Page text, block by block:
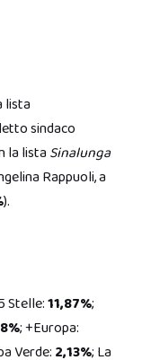
lista
sindaco
la lista Sinalunga
Rappuoli, a
).
Stelle:11,87%;
; +Europa:
Verde:2,13%; La